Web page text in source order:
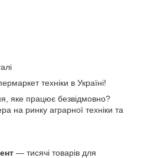
техніки в Україні!
яке працює безвідмовно?
на ринку аграрної техніки та
— тисячі товарів для